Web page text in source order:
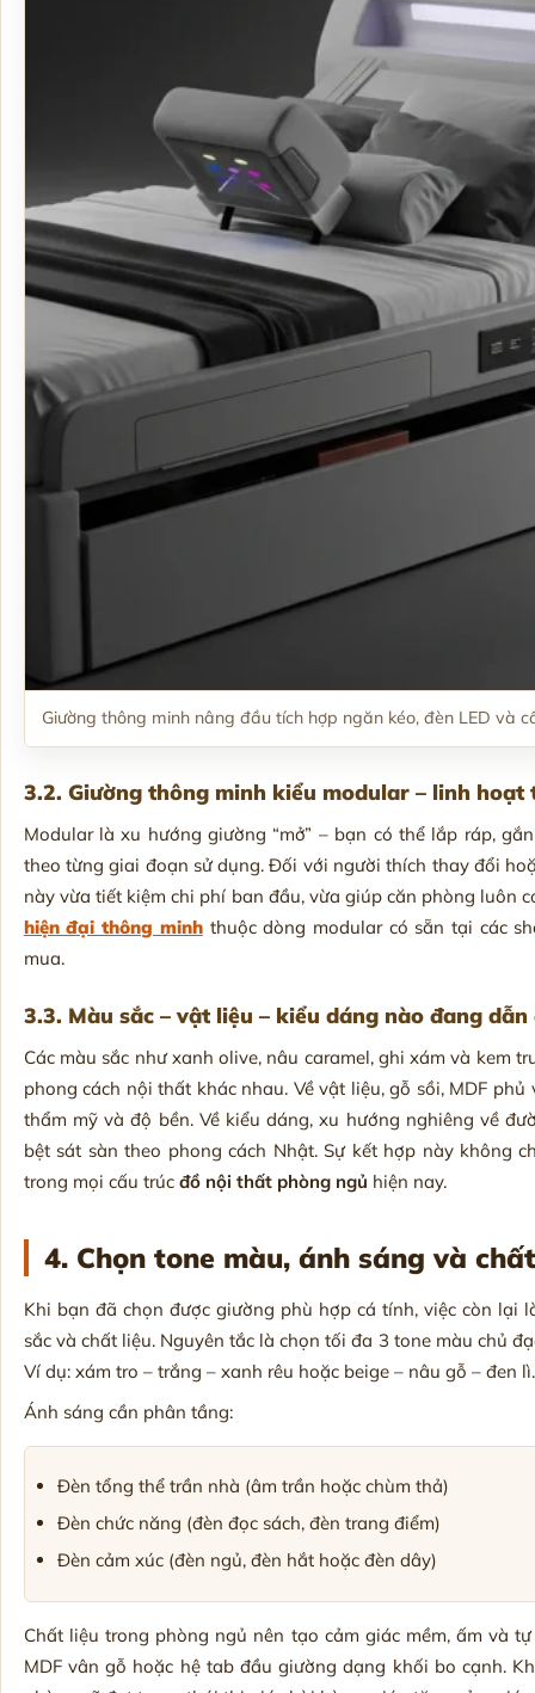
Giường thông minh nâng đầu tích hợp ngăn kéo, đèn LED và
3.2. Giường thông minh kiểu modular – linh hoạt
Modular là xu hướng giường “mở” – bạn có thể lắp ráp,
theo từng giai đoạn sử dụng. Đối với người thích thay đổi
này vừa tiết kiệm chi phí ban đầu, vừa giúp căn phòng luôn
hiện đại thông minhthuộc dòng modular có sẵn tại các
mua.
3.3. Màu sắc – vật liệu – kiểu dáng nào đang
Các màu sắc như xanh olive, nâu caramel, ghi xám và kem
phong cách nội thất khác nhau. Về vật liệu, gỗ sồi, MDF
thẩm mỹ và độ bền. Về kiểu dáng, xu hướng nghiêng về
bệt sát sàn theo phong cách Nhật. Sự kết hợp này không
trong mọi cấu trúc đồ nội thất phòng ngủ hiện nay.
4. Chọn tone màu, ánh sáng và
Khi bạn đã chọn được giường phù hợp cá tính, việc còn lại
sắc và chất liệu. Nguyên tắc là chọn tối đa 3 tone màu chủ
Ví dụ: xám tro – trắng – xanh rêu hoặc beige – nâu gỗ – đen lì.
Ánh sáng cần phân tầng:
Đèn tổng thể trần nhà (âm trần hoặc chùm thả)
Đèn chức năng (đèn đọc sách, đèn trang điểm)
Đèn cảm xúc (đèn ngủ, đèn hắt hoặc đèn dây)
Chất liệu trong phòng ngủ nên tạo cảm giác mềm, ấm và
MDF vân gỗ hoặc hệ tab đầu giường dạng khối bo cạnh.